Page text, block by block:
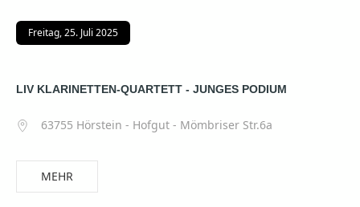
Freitag, 25. Juli 2025
LIV KLARINETTEN-QUARTETT - JUNGES PODIUM
63755 Hörstein - Hofgut - Mömbriser Str.6a
MEHR